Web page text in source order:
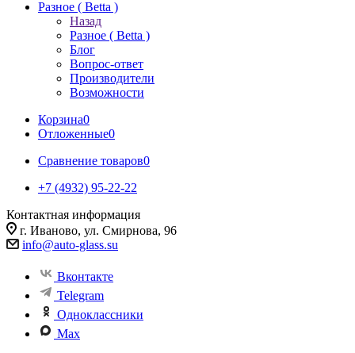
Разное ( Betta )
Назад
Разное ( Betta )
Блог
Вопрос-ответ
Производители
Возможности
Корзина0
Отложенные0
Сравнение товаров0
+7 (4932) 95-22-22
Контактная информация
г. Иваново, ул. Смирнова, 96
info@auto-glass.su
Вконтакте
Telegram
Одноклассники
Max